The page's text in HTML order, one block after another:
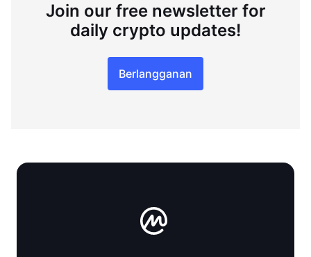
Join our free newsletter for
daily crypto updates!
Berlangganan